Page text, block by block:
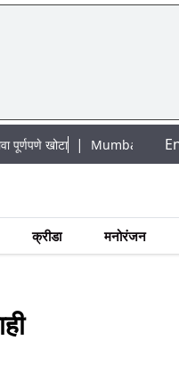
|Mumbai Lake Water
क्रीडा मनोरंजन